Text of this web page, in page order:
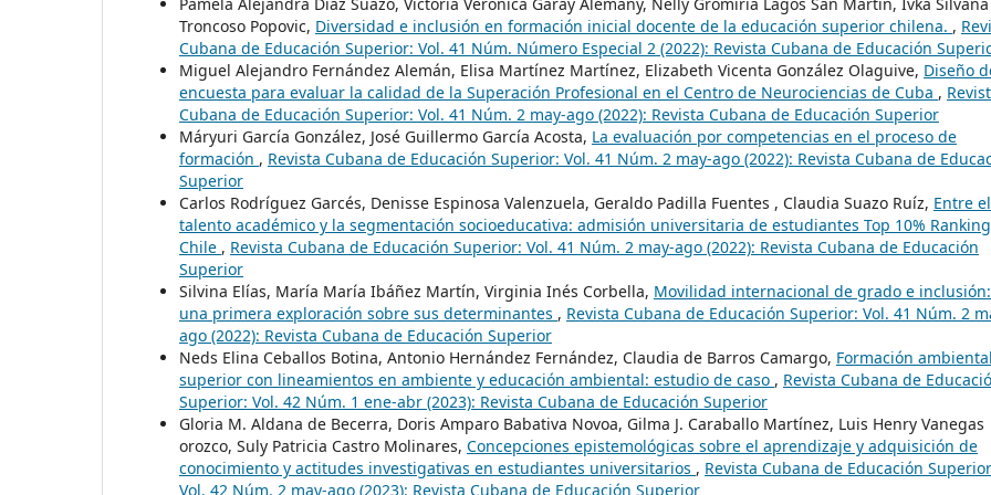
Pamela Alejandra Díaz Suazo, Victoria Verónica Garay Alemany, Nelly Gromiria Lagos San Martín, Ivka Silvana
Troncoso Popovic, Diversidad e inclusión en formación inicial docente de la educación superior chilena. ,
Cubana de Educación Superior: Vol. 41 Núm. Número Especial 2 (2022): Revista Cubana de Educación
Miguel Alejandro Fernández Alemán, Elisa Martínez Martínez, Elizabeth Vicenta González Olaguive, Diseño
encuesta para evaluar la calidad de la Superación Profesional en el Centro de Neurociencias de Cuba ,
Cubana de Educación Superior: Vol. 41 Núm. 2 may-ago (2022): Revista Cubana de Educación Superior
Máryuri García González, José Guillermo García Acosta, La evaluación por competencias en el proceso de
formación , Revista Cubana de Educación Superior: Vol. 41 Núm. 2 may-ago (2022): Revista Cubana de
Superior
Carlos Rodríguez Garcés, Denisse Espinosa Valenzuela, Geraldo Padilla Fuentes , Claudia Suazo Ruíz, Entre el
talento académico y la segmentación socioeducativa: admisión universitaria de estudiantes Top 10%
Chile , Revista Cubana de Educación Superior: Vol. 41 Núm. 2 may-ago (2022): Revista Cubana de Educación
Superior
Silvina Elías, María María Ibáñez Martín, Virginia Inés Corbella, Movilidad internacional de grado e inclusión:
una primera exploración sobre sus determinantes , Revista Cubana de Educación Superior: Vol. 41 Núm. 2
ago (2022): Revista Cubana de Educación Superior
Neds Elina Ceballos Botina, Antonio Hernández Fernández, Claudia de Barros Camargo, Formación ambiental
superior con lineamientos en ambiente y educación ambiental: estudio de caso , Revista Cubana de
Superior: Vol. 42 Núm. 1 ene-abr (2023): Revista Cubana de Educación Superior
Gloria M. Aldana de Becerra, Doris Amparo Babativa Novoa, Gilma J. Caraballo Martínez, Luis Henry Vanegas
orozco, Suly Patricia Castro Molinares, Concepciones epistemológicas sobre el aprendizaje y adquisición de
conocimiento y actitudes investigativas en estudiantes universitarios , Revista Cubana de Educación
Vol. 42 Núm. 2 may-ago (2023): Revista Cubana de Educación Superior